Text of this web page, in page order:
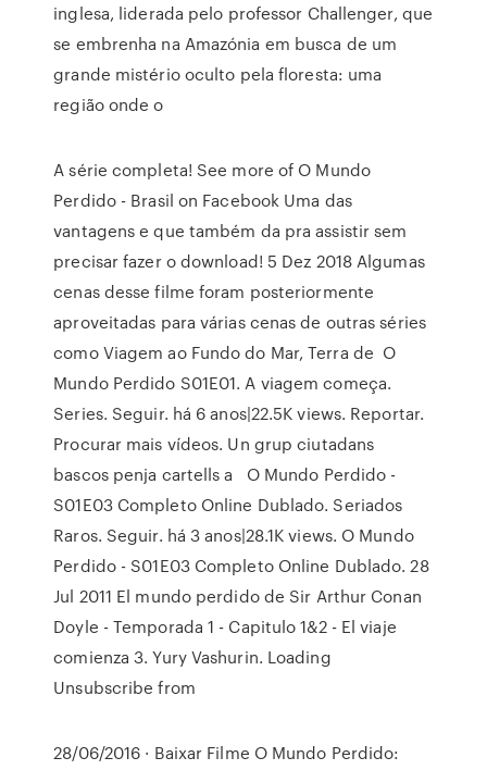
inglesa, liderada pelo professor Challenger, que
se embrenha na Amazónia em busca de um
grande mistério oculto pela floresta: uma
região onde o
A série completa! See more of O Mundo
Perdido - Brasil on Facebook Uma das
vantagens e que também da pra assistir sem
precisar fazer o download! 5 Dez 2018 Algumas
cenas desse filme foram posteriormente
aproveitadas para várias cenas de outras séries
como Viagem ao Fundo do Mar, Terra de O
Mundo Perdido S01E01. A viagem começa.
Series. Seguir. há 6 anos|22.5K views. Reportar.
Procurar mais vídeos. Un grup ciutadans
bascos penja cartells a O Mundo Perdido -
S01E03 Completo Online Dublado. Seriados
Raros. Seguir. há 3 anos|28.1K views. O Mundo
Perdido - S01E03 Completo Online Dublado. 28
Jul 2011 El mundo perdido de Sir Arthur Conan
Doyle - Temporada 1 - Capitulo 1&2 - El viaje
comienza 3. Yury Vashurin. Loading
Unsubscribe from
28/06/2016 · Baixar Filme O Mundo Perdido: